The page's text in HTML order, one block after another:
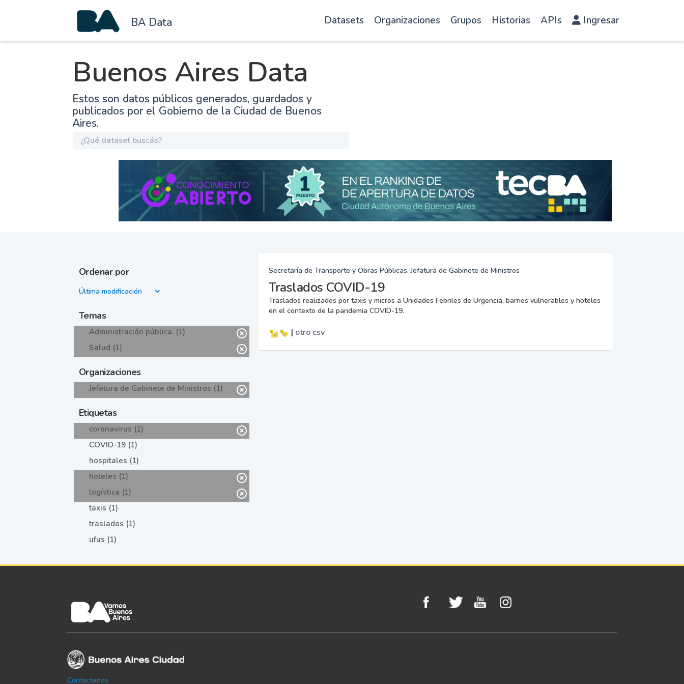
BA Data Datasets Organizaciones Grupos Historias APIs Ingresar
Buenos Aires Data
Estos son datos públicos generados, guardados y
publicados por el Gobierno de la Ciudad de Buenos
Aires.
Ordenar por
Temas
Administración pública. (1)
Salud (1)
Organizaciones
Jefatura de Gabinete de Ministros (1)
Etiquetas
coronavirus (1)
COVID-19 (1)
hospitales (1)
hoteles (1)
logística (1)
taxis (1)
traslados (1)
ufus (1)
Secretaría de Transporte y Obras Públicas. Jefatura de Gabinete de Ministros
Traslados COVID-19
Traslados realizados por taxis y micros a Unidades Febriles de Urgencia, barrios vulnerables y hoteles
en el contexto de la pandemia COVID-19.
| otro csv
Contactanos